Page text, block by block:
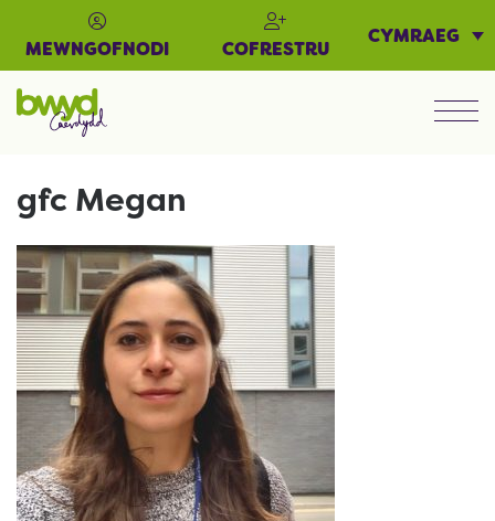
MEWNGOFNODI COFRESTRU
CYMRAEG
gfc Megan